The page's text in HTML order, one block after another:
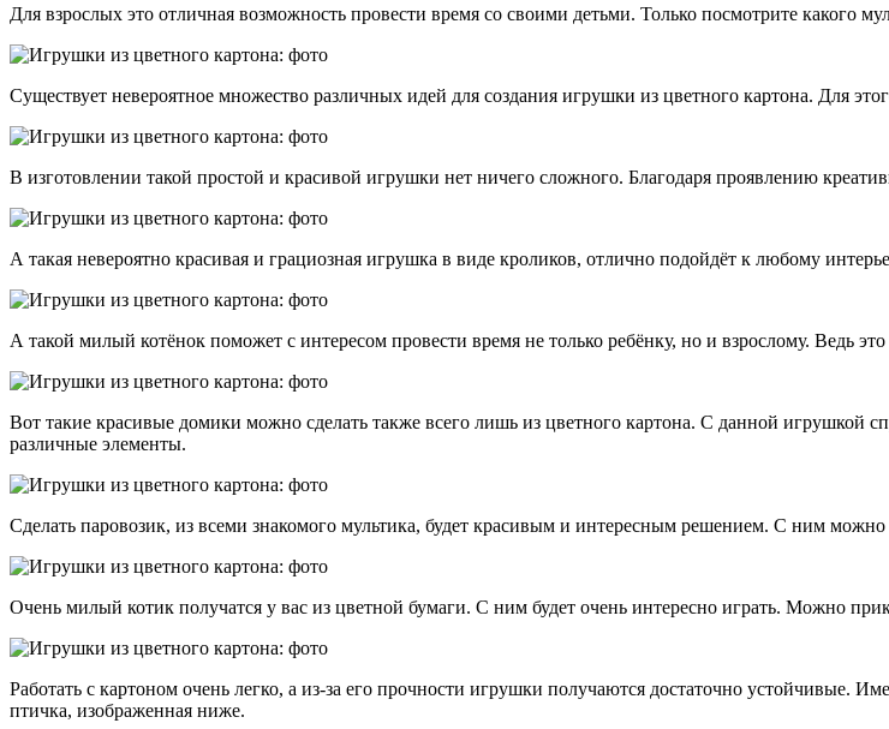
Для взрослых это отличная возможность провести время со своими детьми. Только посмотрите какого
Существует невероятное множество различных идей для создания игрушки из цветного картона. Для
В изготовлении такой простой и красивой игрушки нет ничего сложного. Благодаря проявлению
А такая невероятно красивая и грациозная игрушка в виде кроликов, отлично подойдёт к любому
А такой милый котёнок поможет с интересом провести время не только ребёнку, но и взрослому. Ведь
Вот такие красивые домики можно сделать также всего лишь из цветного картона. С данной игрушкой
различные элементы.
Сделать паровозик, из всеми знакомого мультика, будет красивым и интересным решением. С ним можно
Очень милый котик получатся у вас из цветной бумаги. С ним будет очень интересно играть. Можно
Работать с картоном очень легко, а из-за его прочности игрушки получаются достаточно устойчивые.
птичка, изображенная ниже.